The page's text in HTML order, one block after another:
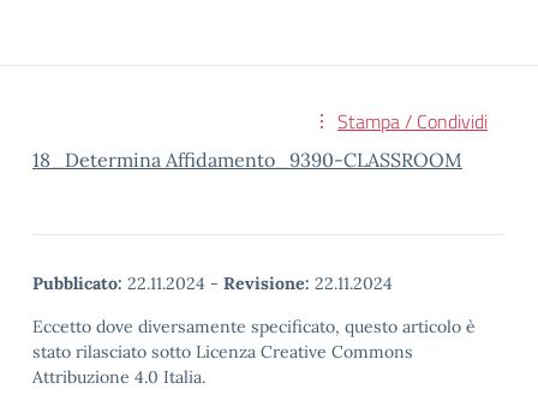
Stampa / Condividi
18_Determina Affidamento_9390-CLASSROOM
Pubblicato: 22.11.2024 - Revisione: 22.11.2024
Eccetto dove diversamente specificato, questo articolo è
stato rilasciato sotto Licenza Creative Commons
Attribuzione 4.0 Italia.